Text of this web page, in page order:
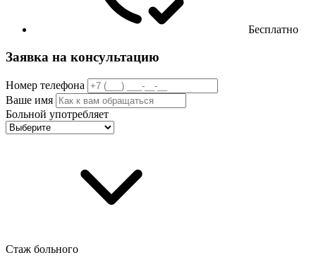
Бесплатно
Заявка на консультацию
Номер телефона
Ваше имя
Больной употребляет
Стаж больного